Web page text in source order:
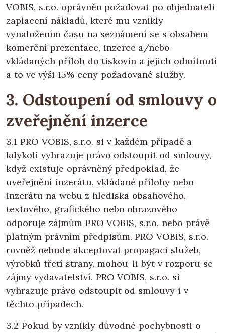
VOBIS, s.r.o. oprávněn požadovat po objednateli
zaplacení nákladů, které mu vznikly
vynaložením času na seznámení se s obsahem
komerční prezentace, inzerce a/nebo
vkládaných příloh do tiskovin a jejich odmítnutí
a to ve výši 15% ceny požadované služby.
3. Odstoupení od smlouvy o
zveřejnění inzerce
3.1 PRO VOBIS, s.r.o. si v každém případě a
kdykoli vyhrazuje právo odstoupit od smlouvy,
když existuje oprávněný předpoklad, že
uveřejnění inzerátu, vkládané přílohy nebo
inzerátu na webu z hlediska obsahového,
textového, grafického nebo obrazového
odporuje zájmům PRO VOBIS, s.r.o. nebo právě
platným právním předpisům. PRO VOBIS, s.r.o.
rovněž nebude akceptovat propagaci služeb,
výrobků třetí strany, mohou-li být v rozporu se
zájmy vydavatelství. PRO VOBIS, s.r.o. si
vyhrazuje právo odstoupit od smlouvy i v
těchto případech.
3.2 Pokud by vznikly důvodné pochybnosti o